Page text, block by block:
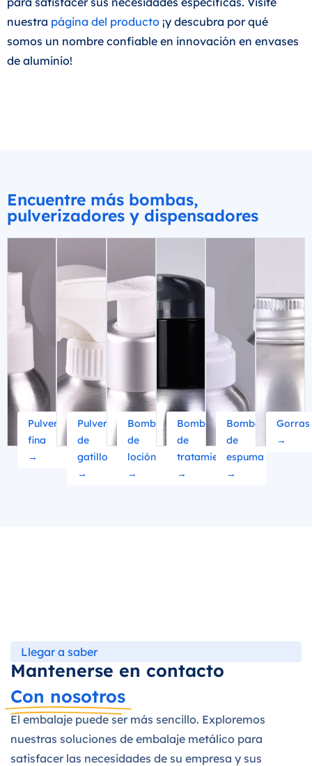
nuestra página del producto ¡y descubra por qué
somos un nombre confiable en innovación en envases
de aluminio!
Encuentre más bombas,
pulverizadores y dispensadores
Pulverización
fina
→
Pulverizador
de
gatillo
→
Bomba
de
loción
→
Bomba
de
tratamiento
→
Bomba
de
espuma
→
Gorras
→
Llegar a saber
Mantenerse en contacto
Con nosotros
El embalaje puede ser más sencillo. Exploremos
nuestras soluciones de embalaje metálico para
satisfacer las necesidades de su empresa y sus